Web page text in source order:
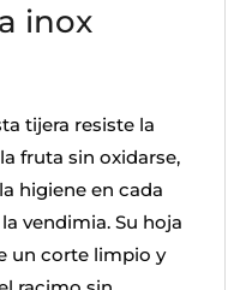
inox
tijera resiste la
fruta sin oxidarse,
higiene en cada
vendimia. Su hoja
un corte limpio y